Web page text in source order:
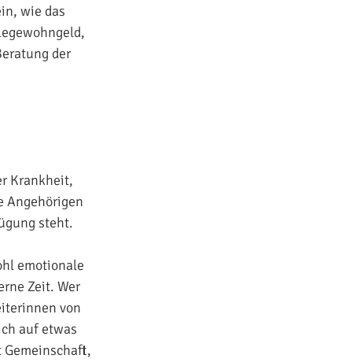
wie das
der
Krankheit,
Angehörigen
steht.
emotionale
Zeit. Wer
von
auf etwas